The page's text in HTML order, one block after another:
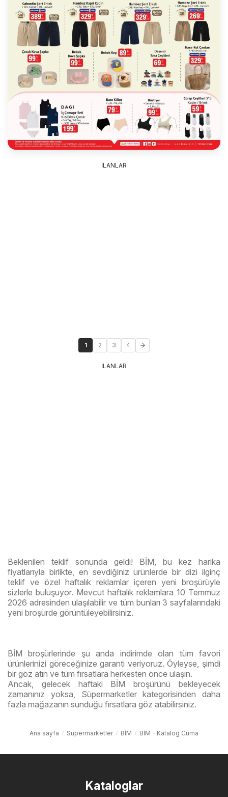
İLANLAR
1 2 3 4
İLANLAR
Beklenilen teklif sonunda geldi! BİM, bu kez harika
fiyatlarıyla birlikte, en sevdiğiniz ürünlerde bir dizi ilginç
teklif ve özel haftalık reklamlar içeren yeni broşürüyle
sizlerle buluşuyor. Mevcut haftalık reklamlara 10 Temmuz
2026 adresinden ulaşılabilir ve tüm bunları 3 sayfalarındaki
yeni broşürde görüntüleyebilirsiniz.
BİM broşürlerinde şu anda indirimde olan tüm favori
ürünlerinizi göreceğinize garanti veriyoruz. Öyleyse, şimdi
bir göz atın ve tüm fırsatlara herkesten önce ulaşın.
Ancak, gelecek haftaki BİM broşürünü bekleyecek
zamanınız yoksa, Süpermarketler kategorisinden daha
fazla mağazanın sunduğu fırsatlara göz atabilirsiniz.
Ana sayfa Süpermarketler BİM BİM - Katalog Cuma
Kataloglar